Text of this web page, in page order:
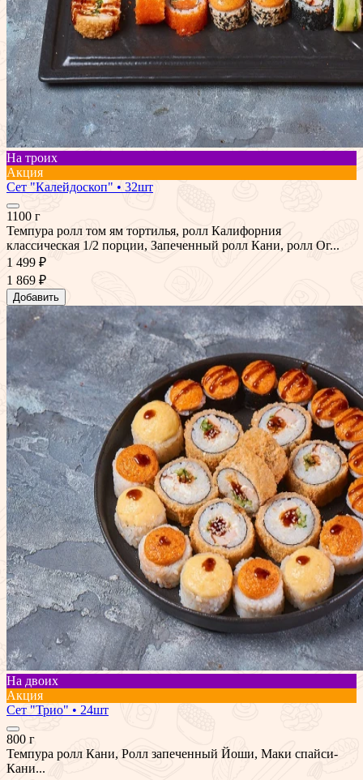
На троих
Акция
Сет "Калейдоскоп" • 32шт
1100 г
Темпура ролл том ям тортилья, ролл Калифорния
классическая 1/2 порции, Запеченный ролл Кани, ролл Ог...
1 499 ₽
1 869 ₽
Добавить
На двоих
Акция
Сет "Трио" • 24шт
800 г
Темпура ролл Кани, Ролл запеченный Йоши, Маки спайси-
Кани...